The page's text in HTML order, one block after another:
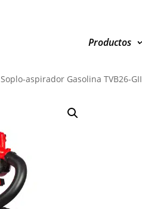
Productos
Soplo-aspirador Gasolina TVB26-GII